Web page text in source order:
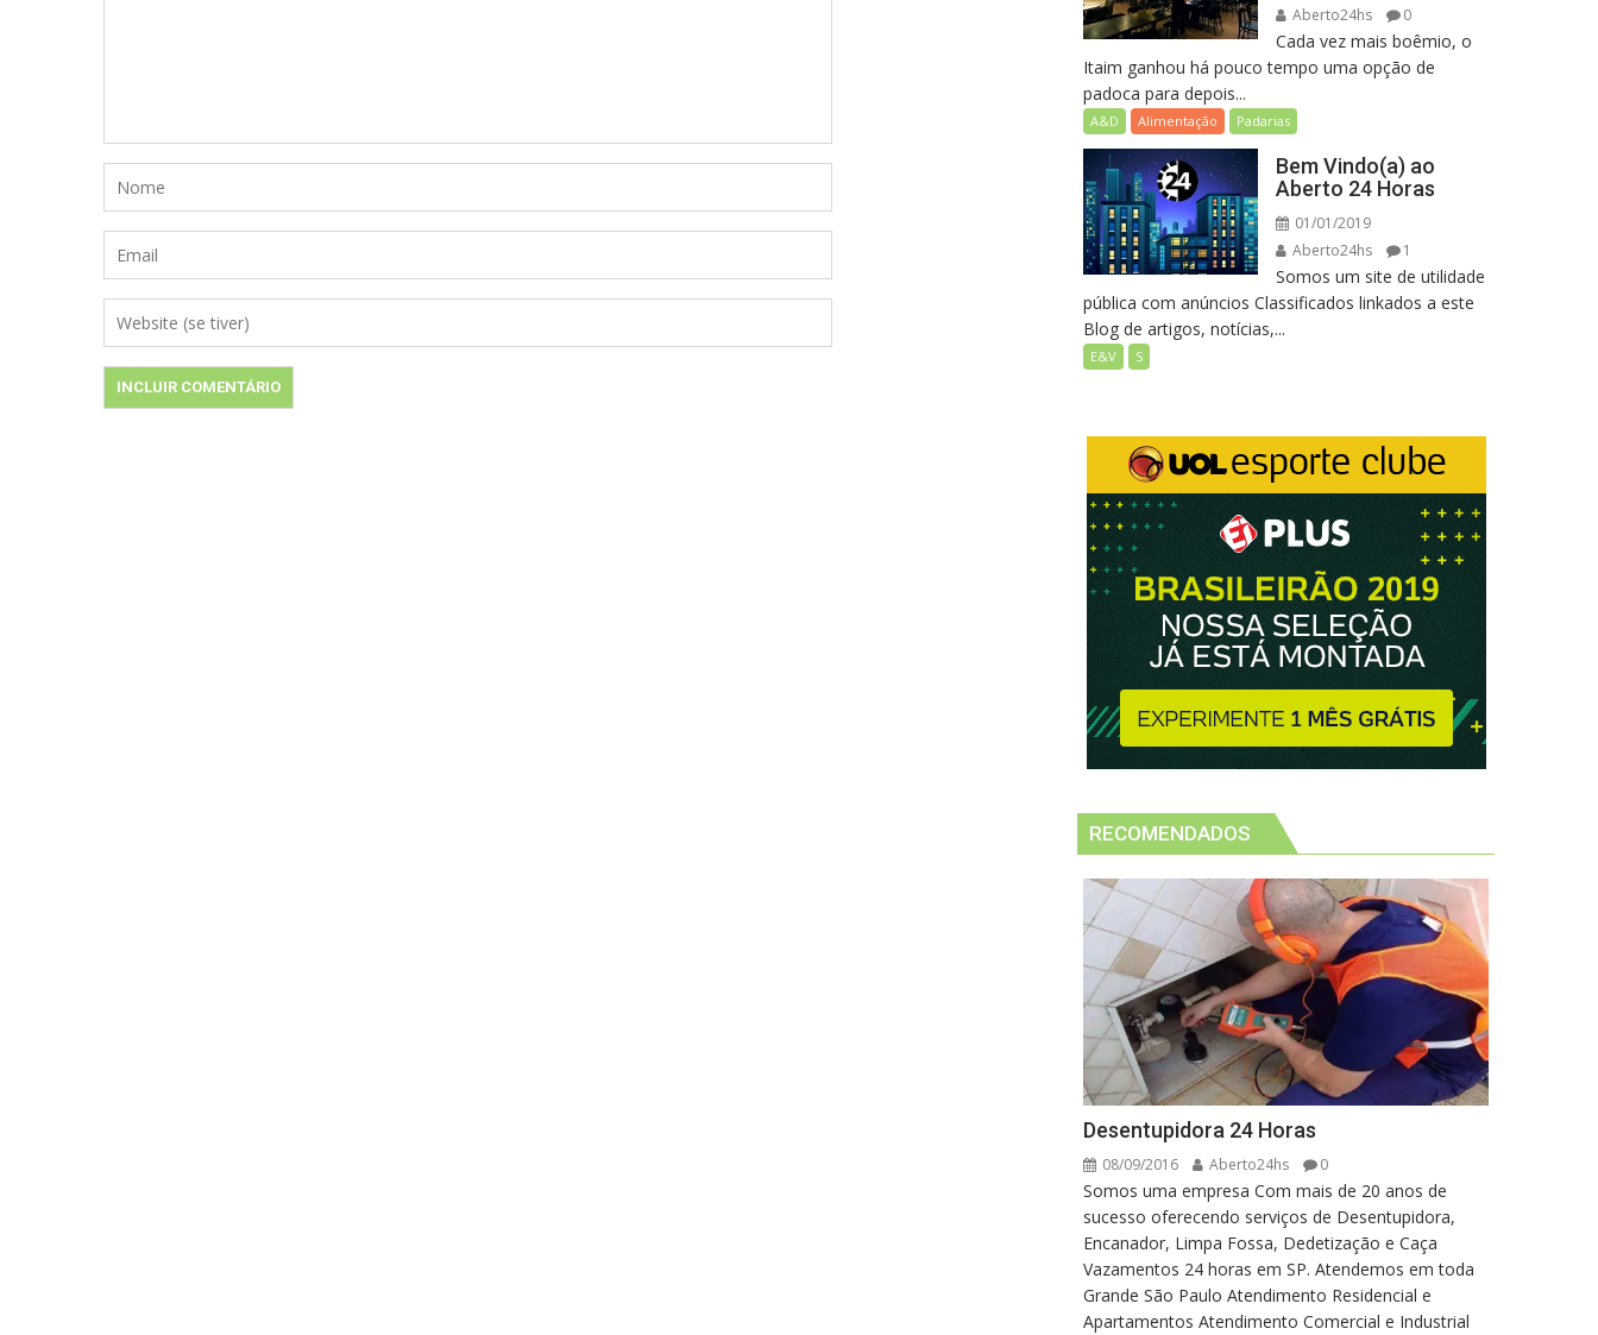
Aberto24hs
0
Cada vez mais boêmio, o
Itaim ganhou há pouco tempo uma opção de
padoca para depois...
A&D Alimentação Padarias
Bem Vindo(a) ao
Aberto 24 Horas
01/01/2019
Aberto24hs
1
Somos um site de utilidade
pública com anúncios Classificados linkados a este
Blog de artigos, notícias,...
E&V S
RECOMENDADOS
Desentupidora 24 Horas
08/09/2016 Aberto24hs 0
Somos uma empresa Com mais de 20 anos de
sucesso oferecendo serviços de Desentupidora,
Encanador, Limpa Fossa, Dedetização e Caça
Vazamentos 24 horas em SP. Atendemos em toda
Grande São Paulo Atendimento Residencial e
Apartamentos Atendimento Comercial e Industrial